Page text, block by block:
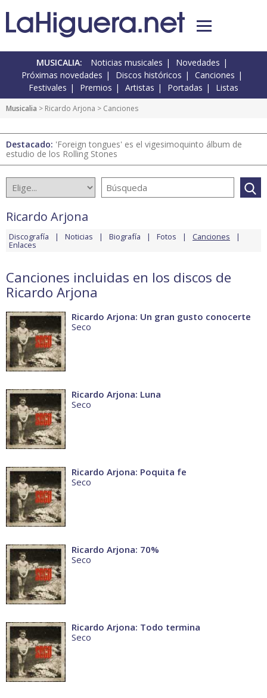
MUSICALIA: Noticias musicales
Novedades
Próximas novedades
Discos históricos
Canciones
Festivales
Premios Artistas Portadas Listas
Musicalia > Ricardo Arjona > Canciones
Destacado: 'Foreign tongues' es el vigesimoquinto álbum de
estudio de los Rolling Stones
Ricardo Arjona
Discografía Noticias Biografía Fotos Canciones
Enlaces
Canciones incluidas en los discos de
Ricardo Arjona
Ricardo Arjona: Un gran gusto conocerte
Seco
Ricardo Arjona: Luna
Seco
Ricardo Arjona: Poquita fe
Seco
Ricardo Arjona: 70%
Seco
Ricardo Arjona: Todo termina
Seco